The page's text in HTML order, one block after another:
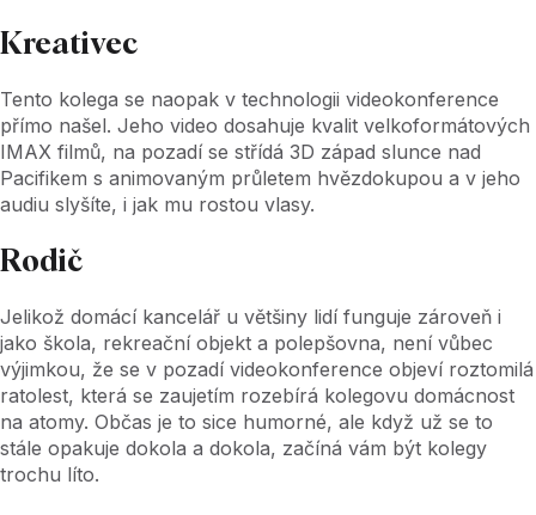
Kreativec
Tento kolega se naopak v technologii videokonference
přímo našel. Jeho video dosahuje kvalit velkoformátových
IMAX filmů, na pozadí se střídá 3D západ slunce nad
Pacifikem s animovaným průletem hvězdokupou a v jeho
audiu slyšíte, i jak mu rostou vlasy.
Rodič
Jelikož domácí kancelář u většiny lidí funguje zároveň i
jako škola, rekreační objekt a polepšovna, není vůbec
výjimkou, že se v pozadí videokonference objeví roztomilá
ratolest, která se zaujetím rozebírá kolegovu domácnost
na atomy. Občas je to sice humorné, ale když už se to
stále opakuje dokola a dokola, začíná vám být kolegy
trochu líto.